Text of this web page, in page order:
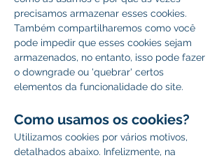
precisamos armazenar esses cookies.
Também compartilharemos como você
pode impedir que esses cookies sejam
armazenados, no entanto, isso pode fazer
o downgrade ou 'quebrar' certos
elementos da funcionalidade do site.
Como usamos os cookies?
Utilizamos cookies por vários motivos,
detalhados abaixo. Infelizmente, na